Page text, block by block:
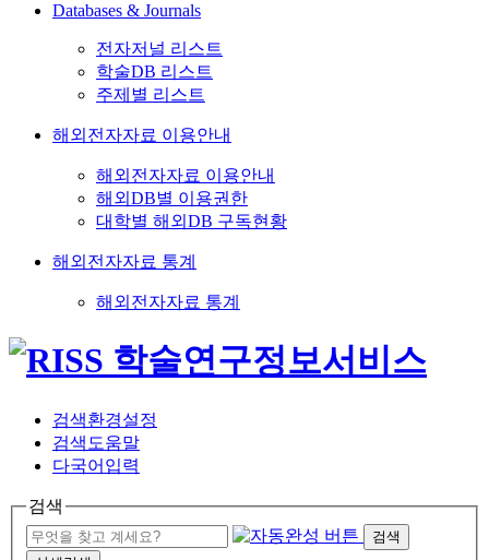
Databases & Journals
전자저널 리스트
학술DB 리스트
주제별 리스트
해외전자자료 이용안내
해외전자자료 이용안내
해외DB별 이용권한
대학별 해외DB 구독현황
해외전자자료 통계
해외전자자료 통계
검색환경설정
검색도움말
다국어입력
검색
검색